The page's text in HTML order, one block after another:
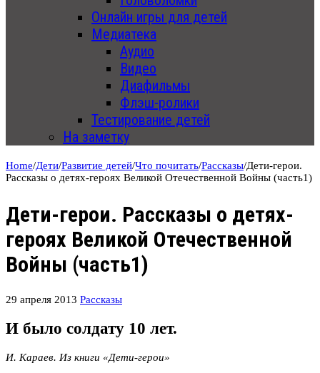
Онлайн игры для детей
Медиатека
Аудио
Видео
Диафильмы
Флэш-ролики
Тестирование детей
На заметку
Home/Дети/Развитие детей/Что почитать/Рассказы/Дети-герои.
Рассказы о детях-героях Великой Отечественной Войны (часть1)
Дети-герои. Рассказы о детях-
героях Великой Отечественной
Войны (часть1)
29 апреля 2013 Рассказы
И было солдату 10 лет.
И. Караев. Из книги «Дети-герои»